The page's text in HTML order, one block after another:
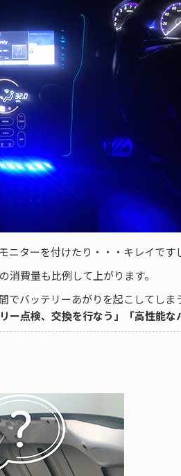
ターを付けたり・・・キレイです
消費量も比例して上がります。
でバッテリーあがりを起こしてしま
ー点検、交換を行なう」「高性能な